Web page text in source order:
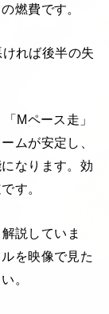
燃費です。
れば後半の失
Mペース走」
ムが安定し、
なります。効
す。
説していま
を映像で見た
。